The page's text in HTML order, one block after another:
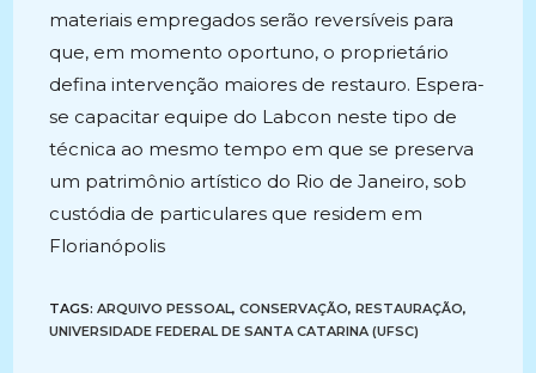
materiais empregados serão reversíveis para
que, em momento oportuno, o proprietário
defina intervenção maiores de restauro. Espera-
se capacitar equipe do Labcon neste tipo de
técnica ao mesmo tempo em que se preserva
um patrimônio artístico do Rio de Janeiro, sob
custódia de particulares que residem em
Florianópolis
TAGS:ARQUIVO PESSOAL, CONSERVAÇÃO, RESTAURAÇÃO,
UNIVERSIDADE FEDERAL DE SANTA CATARINA (UFSC)